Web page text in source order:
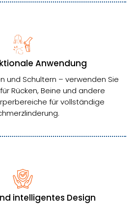
Anwendung
und Schultern – verwenden Sie
für Rücken, Beine und andere
für vollständige
intelligentes Design